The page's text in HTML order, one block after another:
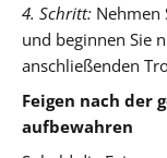
4. Schritt: Nehmen
und beginnen Sie
anschließenden
Feigen nach der
aufbewahren